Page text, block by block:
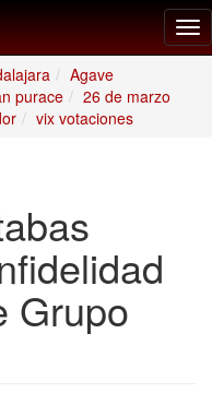
Agave
purace
26 de marzo
vix votaciones
Grupo